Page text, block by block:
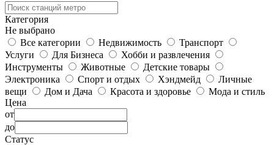
Категория
Не выбрано
Все категории
Недвижимость
Транспорт
Услуги
Для Бизнеса
Хобби и развлечения
Инструменты
Животные
Детские товары
Электроника
Спорт и отдых Хэндмейд
Личные
вещи
Дом и Дача Красота и здоровье
Мода и стиль
Цена
от
до
Статус